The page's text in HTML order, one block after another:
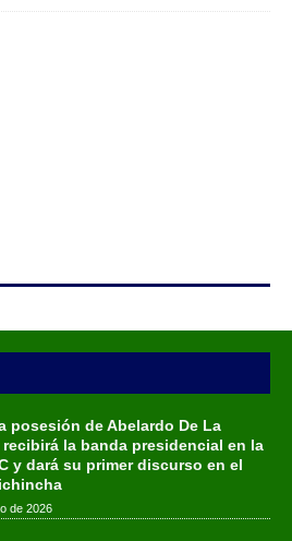
posesión de Abelardo De La
la banda presidencial en la
y dará su primer discurso en el
de 2026